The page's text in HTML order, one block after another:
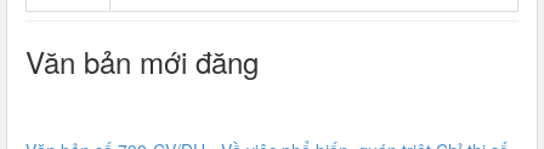
Văn bản mới đăng